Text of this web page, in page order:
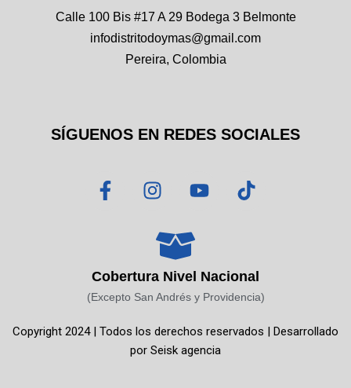
Calle 100 Bis #17 A 29 Bodega 3 Belmonte
infodistritodoymas@gmail.com
Pereira, Colombia
SÍGUENOS EN REDES SOCIALES
F
a
o
o
-
I
n
t
a
g
r
m
Y
o
b
e
T
i
k
Cobertura Nivel Nacional
(Excepto San Andrés y Providencia)
Copyright 2024 | Todos los derechos reservados | Desarrollado
por Seisk agencia